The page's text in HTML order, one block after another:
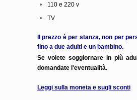
110 e 220 v
TV
Il prezzo è per stanza, non per
fino a due adulti e un bambino.
Se volete soggiornare in più
domandate l'eventualità.
Leggi sulla moneta e sugli sconti